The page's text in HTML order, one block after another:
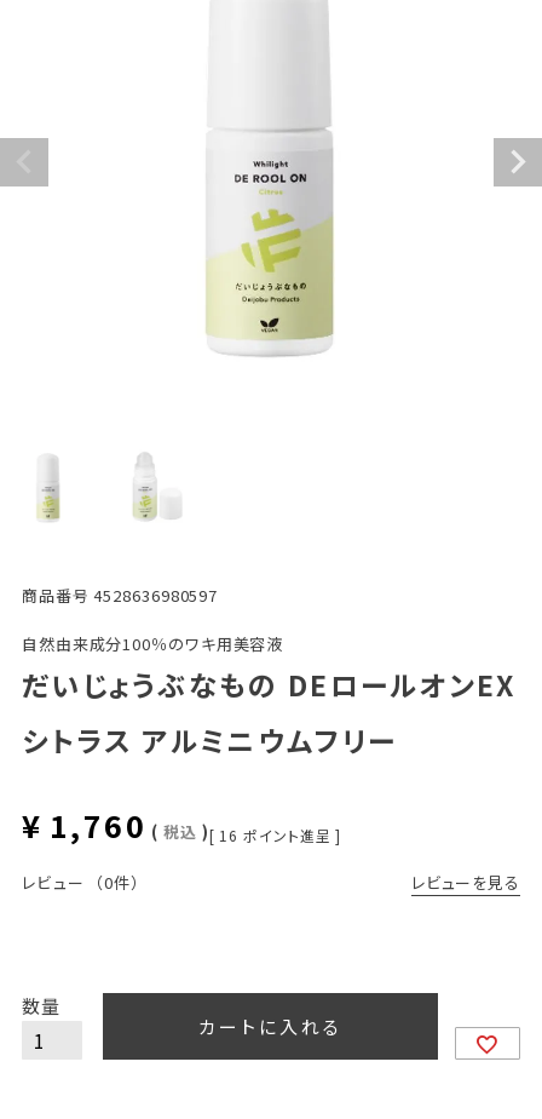
商品番号 4528636980597
自然由来成分100％のワキ用美容液
だいじょうぶなもの DEロールオンEX
シトラス アルミニウムフリー
¥ 1,760 税込 [ 16 ポイント進呈 ]
レビュー （0件） レビューを見る
カートに入れる